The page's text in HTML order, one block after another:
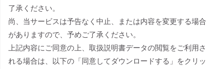
了承ください。
尚、当サービスは予告なく中止、または内容を変更する場合
がありますので、予めご了承ください。
上記内容にご同意の上、取扱説明書データの閲覧をご利用さ
れる場合は、以下の「同意してダウンロードする」をクリッ